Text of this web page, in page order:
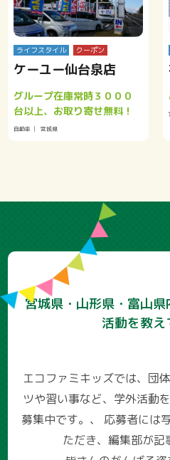
ライフスタイル クーポン
ケーユー仙台泉店
グループ在庫常時３０００
台以上、お取り寄せ無料！
自動車 宮城県
宮城県・山形県・富山
活動を教え
エコファミキッズでは、団
ツや習い事など、学外活動
募集中です。、
応募者には
ただき、編集部が記